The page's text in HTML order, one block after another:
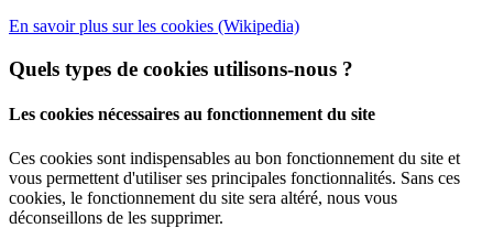
En savoir plus sur les cookies (Wikipedia)
Quels types de cookies utilisons-nous ?
Les cookies nécessaires au fonctionnement du site
Ces cookies sont indispensables au bon fonctionnement du site et
vous permettent d'utiliser ses principales fonctionnalités. Sans ces
cookies, le fonctionnement du site sera altéré, nous vous
déconseillons de les supprimer.